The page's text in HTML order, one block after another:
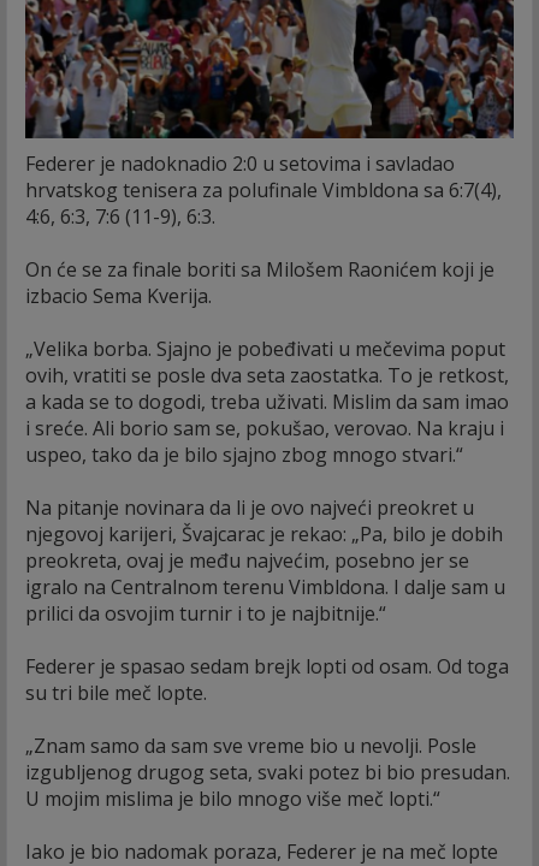
Federer je nadoknadio 2:0 u setovima i savladao
hrvatskog tenisera za polufinale Vimbldona sa 6:7(4),
4:6, 6:3, 7:6 (11-9), 6:3.
On će se za finale boriti sa Milošem Raonićem koji je
izbacio Sema Kverija.
„Velika borba. Sjajno je pobeđivati u mečevima poput
ovih, vratiti se posle dva seta zaostatka. To je retkost,
a kada se to dogodi, treba uživati. Mislim da sam imao
i sreće. Ali borio sam se, pokušao, verovao. Na kraju i
uspeo, tako da je bilo sjajno zbog mnogo stvari.“
Na pitanje novinara da li je ovo najveći preokret u
njegovoj karijeri, Švajcarac je rekao: „Pa, bilo je dobih
preokreta, ovaj je među najvećim, posebno jer se
igralo na Centralnom terenu Vimbldona. I dalje sam u
prilici da osvojim turnir i to je najbitnije.“
Federer je spasao sedam brejk lopti od osam. Od toga
su tri bile meč lopte.
„Znam samo da sam sve vreme bio u nevolji. Posle
izgubljenog drugog seta, svaki potez bi bio presudan.
U mojim mislima je bilo mnogo više meč lopti.“
Iako je bio nadomak poraza, Federer je na meč lopte